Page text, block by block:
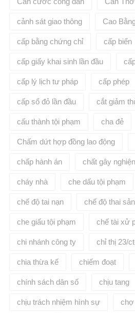
cảnh sát giao thông Cao
cấp bằng chứng chỉ cấp biển
cấp giấy khai sinh lần đầu
cấp lý lịch tư pháp cấp phép
cấp sổ đỏ lần đầu cắt giảm
cấu thành tội phạm cha đẻ
Chấm dứt hợp đồng lao động
chấp hành án chất gây nghiện
cháy nhà che dấu tội phạm
chế độ tai nạn chế độ thai sản
che giấu tội phạm chế tài xử
chi nhánh công ty chỉ thị 23/
chia thừa kế chiếm đoạt
chính sách dân số chịu tang
chịu trách nhiệm hình sự chợ